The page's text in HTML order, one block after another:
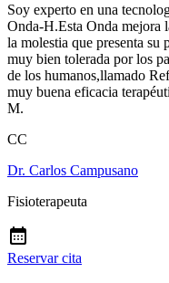
Soy experto en una
Onda-H.Esta Onda mejora
la molestia que presenta su
muy bien tolerada por los
de los humanos,llamado
muy buena eficacia
M.
CC
Dr. Carlos Campusano
Fisioterapeuta
Reservar cita